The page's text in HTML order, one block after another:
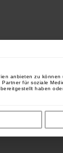
anbieten zu
für soziale
haben